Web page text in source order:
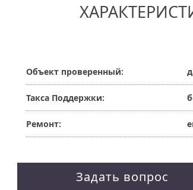
Объект проверенный:
Такса Поддержки:
Ремонт:
Задать вопрос